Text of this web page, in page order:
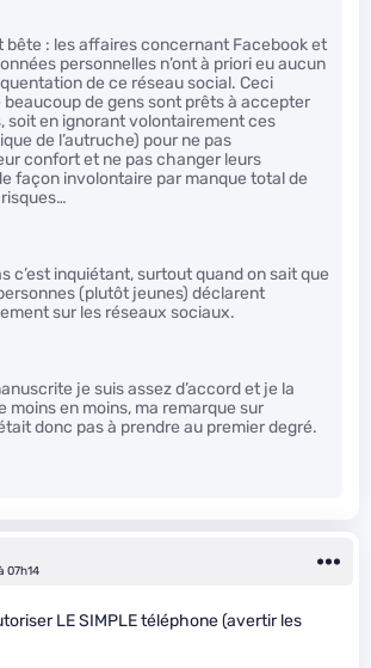
bête : les affaires concernant Facebook et
personnelles n’ont à priori eu aucun
de ce réseau social. Ceci
beaucoup de gens sont prêts à accepter
soit en ignorant volontairement ces
de l’autruche) pour ne pas
confort et ne pas changer leurs
façon involontaire par manque total de
c’est inquiétant, surtout quand on sait que
(plutôt jeunes) déclarent
sur les réseaux sociaux.
je suis assez d’accord et je la
moins en moins, ma remarque sur
donc pas à prendre au premier degré.
07h14
LE SIMPLE téléphone (avertir les